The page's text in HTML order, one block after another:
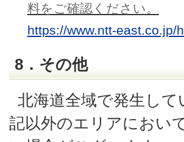
料をご確認ください。
https://www.ntt-
8．その他
北海道全域で発生し
記以外のエリアにおい